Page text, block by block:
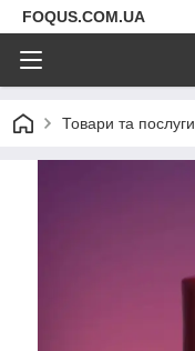
FOQUS.COM.UA
Товари та послуги